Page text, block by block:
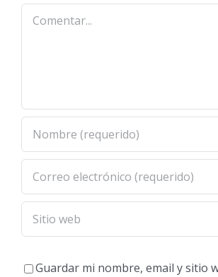
Comentar
Guardar mi nombre, email y sitio